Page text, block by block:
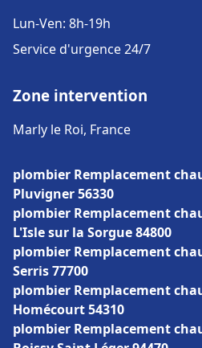
Lun-Ven: 8h-19h
Service d'urgence 24/7
Zone intervention
Marly le Roi, France
plombier Remplacement
Pluvigner 56330
plombier Remplacement
L'Isle sur la Sorgue 84800
plombier Remplacement
Serris 77700
plombier Remplacement
Homécourt 54310
plombier Remplacement